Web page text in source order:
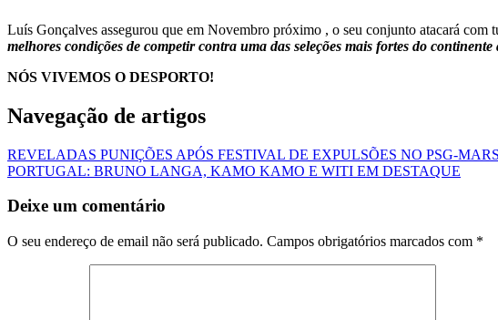
Luís Gonçalves assegurou que em Novembro próximo , o seu conjunto atacará com
melhores condições de competir contra uma das seleções mais fortes do
NÓS VIVEMOS O DESPORTO!
Navegação de artigos
REVELADAS PUNIÇÕES APÓS FESTIVAL DE EXPULSÕES NO PSG-
PORTUGAL: BRUNO LANGA, KAMO KAMO E WITI EM DESTAQUE
Deixe um comentário
O seu endereço de email não será publicado. Campos obrigatórios marcados com *